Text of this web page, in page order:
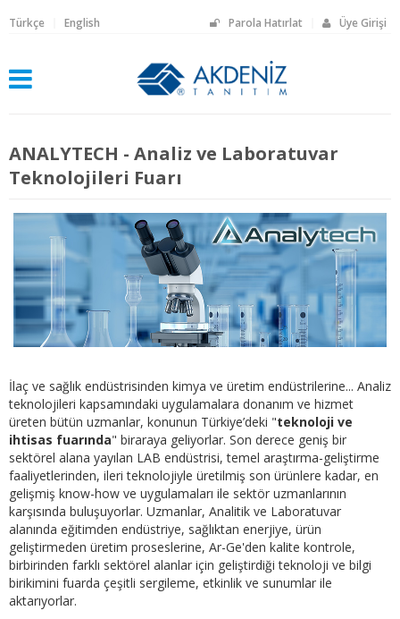
Parola Hatırlat Üye Girişi
Türkçe English
ANALYTECH - Analiz ve Laboratuvar
Teknolojileri Fuarı
İlaç ve sağlık endüstrisinden kimya ve üretim endüstrilerine... Analiz
teknolojileri kapsamındaki uygulamalara donanım ve hizmet
üreten bütün uzmanlar, konunun Türkiye’deki "teknoloji ve
ihtisas fuarında" biraraya geliyorlar. Son derece geniş bir
sektörel alana yayılan LAB endüstrisi, temel araştırma-geliştirme
faaliyetlerinden, ileri teknolojiyle üretilmiş son ürünlere kadar, en
gelişmiş know-how ve uygulamaları ile sektör uzmanlarının
karşısında buluşuyorlar. Uzmanlar, Analitik ve Laboratuvar
alanında eğitimden endüstriye, sağlıktan enerjiye, ürün
geliştirmeden üretim proseslerine, Ar-Ge'den kalite kontrole,
birbirinden farklı sektörel alanlar için geliştirdiği teknoloji ve bilgi
birikimini fuarda çeşitli sergileme, etkinlik ve sunumlar ile
aktarıyorlar.